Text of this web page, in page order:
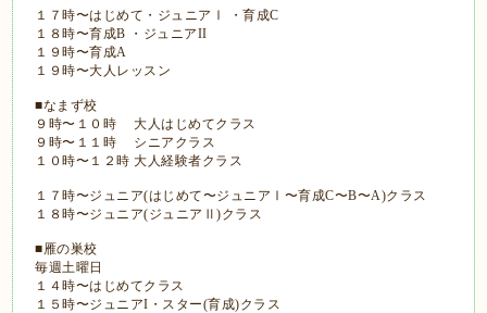
１７時〜はじめて・ジュニアⅠ ・育成C
１８時〜育成B ・ジュニアII
１９時〜育成A
１９時〜大人レッスン
■なまず校
９時〜１０時 大人はじめてクラス
９時〜１１時 シニアクラス
１０時〜１２時 大人経験者クラス
１７時〜ジュニア(はじめて〜ジュニアⅠ〜育成C〜B〜A)クラス
１８時〜ジュニア(ジュニアⅡ)クラス
■雁の巣校
毎週土曜日
１４時〜はじめてクラス
１５時〜ジュニアI・スター(育成)クラス